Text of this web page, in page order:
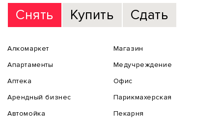
Снять
Купить Сдать
Алкомаркет
Апартаменты
Аптека
Арендный бизнес
Автомойка
Магазин
Медучреждение
Офис
Парикмахерская
Пекарня